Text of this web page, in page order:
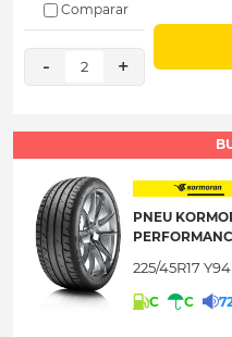
Comparar
- 2 +
PNEU
225/45R17 Y94
C C